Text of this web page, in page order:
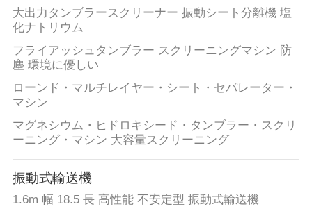
管
理
連
絡
く
だ
さ
大出力タンブラースクリーナー 振動シート分離機 塩
化ナトリウム
フライアッシュタンブラー スクリーニングマシン 防
塵 環境に優しい
ローンド・マルチレイヤー・シート・セパレーター・
マシン
マグネシウム・ヒドロキシード・タンブラー・スクリ
ーニング・マシン 大容量スクリーニング
振動式輸送機
1.6m 幅 18.5 長 高性能 不安定型 振動式輸送機